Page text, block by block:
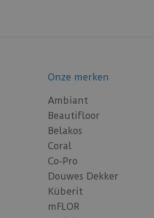
Onze merken
Ambiant
Beautifloor
Belakos
Coral
Co-Pro
Douwes Dekker
Küberit
mFLOR